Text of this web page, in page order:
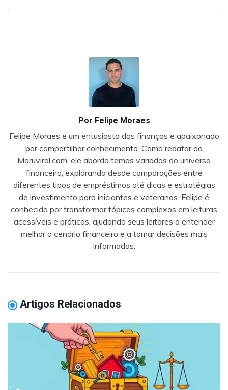
Por Felipe Moraes
Felipe Moraes é um entusiasta das finanças e apaixonado
por compartilhar conhecimento. Como redator do
Moruviral.com, ele aborda temas variados do universo
financeiro, explorando desde comparações entre
diferentes tipos de empréstimos até dicas e estratégias
de investimento para iniciantes e veteranos. Felipe é
conhecido por transformar tópicos complexos em leituras
acessíveis e práticas, ajudando seus leitores a entender
melhor o cenário financeiro e a tomar decisões mais
informadas.
Artigos Relacionados